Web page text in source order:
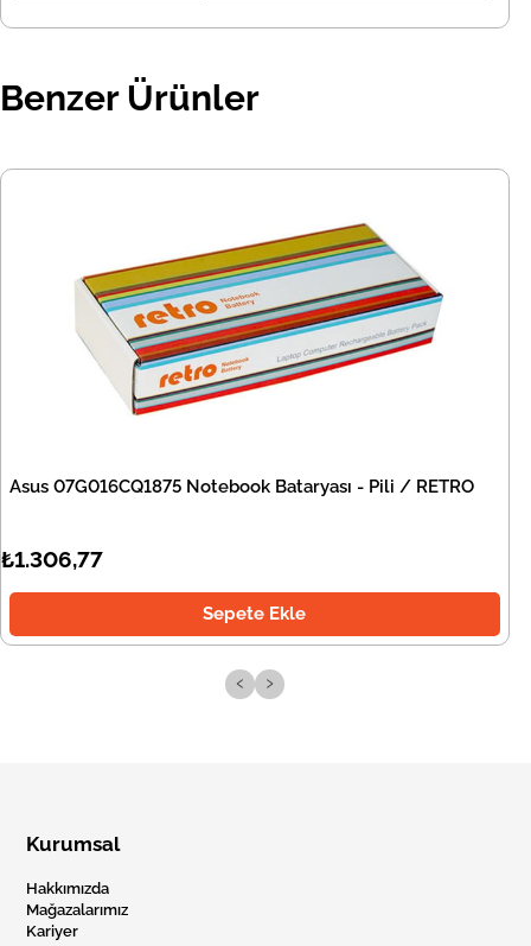
Benzer Ürünler
Asus 07G016CQ1875 Notebook Bataryası - Pili / RETRO
₺1.306,77
Sepete Ekle
‹ ›
Kurumsal
Hakkımızda
Mağazalarımız
Kariyer